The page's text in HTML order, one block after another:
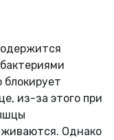
из-за этого при
Однако